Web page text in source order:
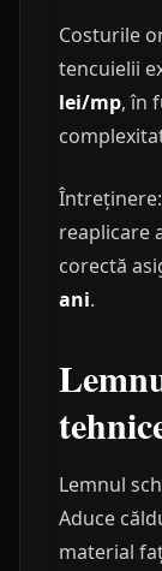
Costurile
tencuielii
lei/mp, în
reaplicare
corectă
ani.
Lemnul
Aduce
material